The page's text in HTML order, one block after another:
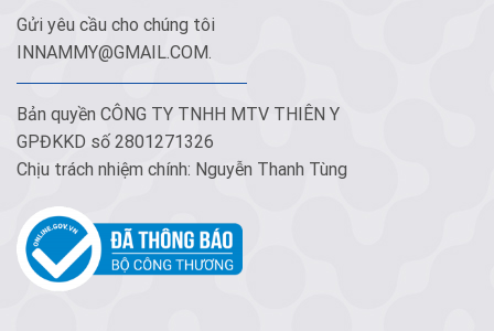
Gửi yêu cầu cho chúng tôi
INNAMMY@GMAIL.COM.
Bản quyền CÔNG TY TNHH MTV THIÊN Y
GPĐKKD số 2801271326
Chịu trách nhiệm chính: Nguyễn Thanh Tùng